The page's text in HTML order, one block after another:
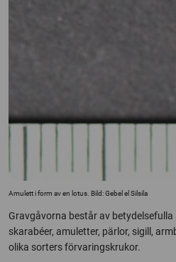
Amulett i form av en lotus. Bild: Gebel el Silsila
Gravgåvorna består av
skarabéer, amuletter, pärlor, sigill,
olika sorters förvaringskrukor.